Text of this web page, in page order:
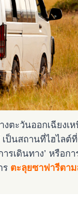
ะวันออกเฉียงเห
เป็นสถานที่ไฮไลต์
การเดินทาง’ หรือ
ร ตะลุยซาฟารีตา